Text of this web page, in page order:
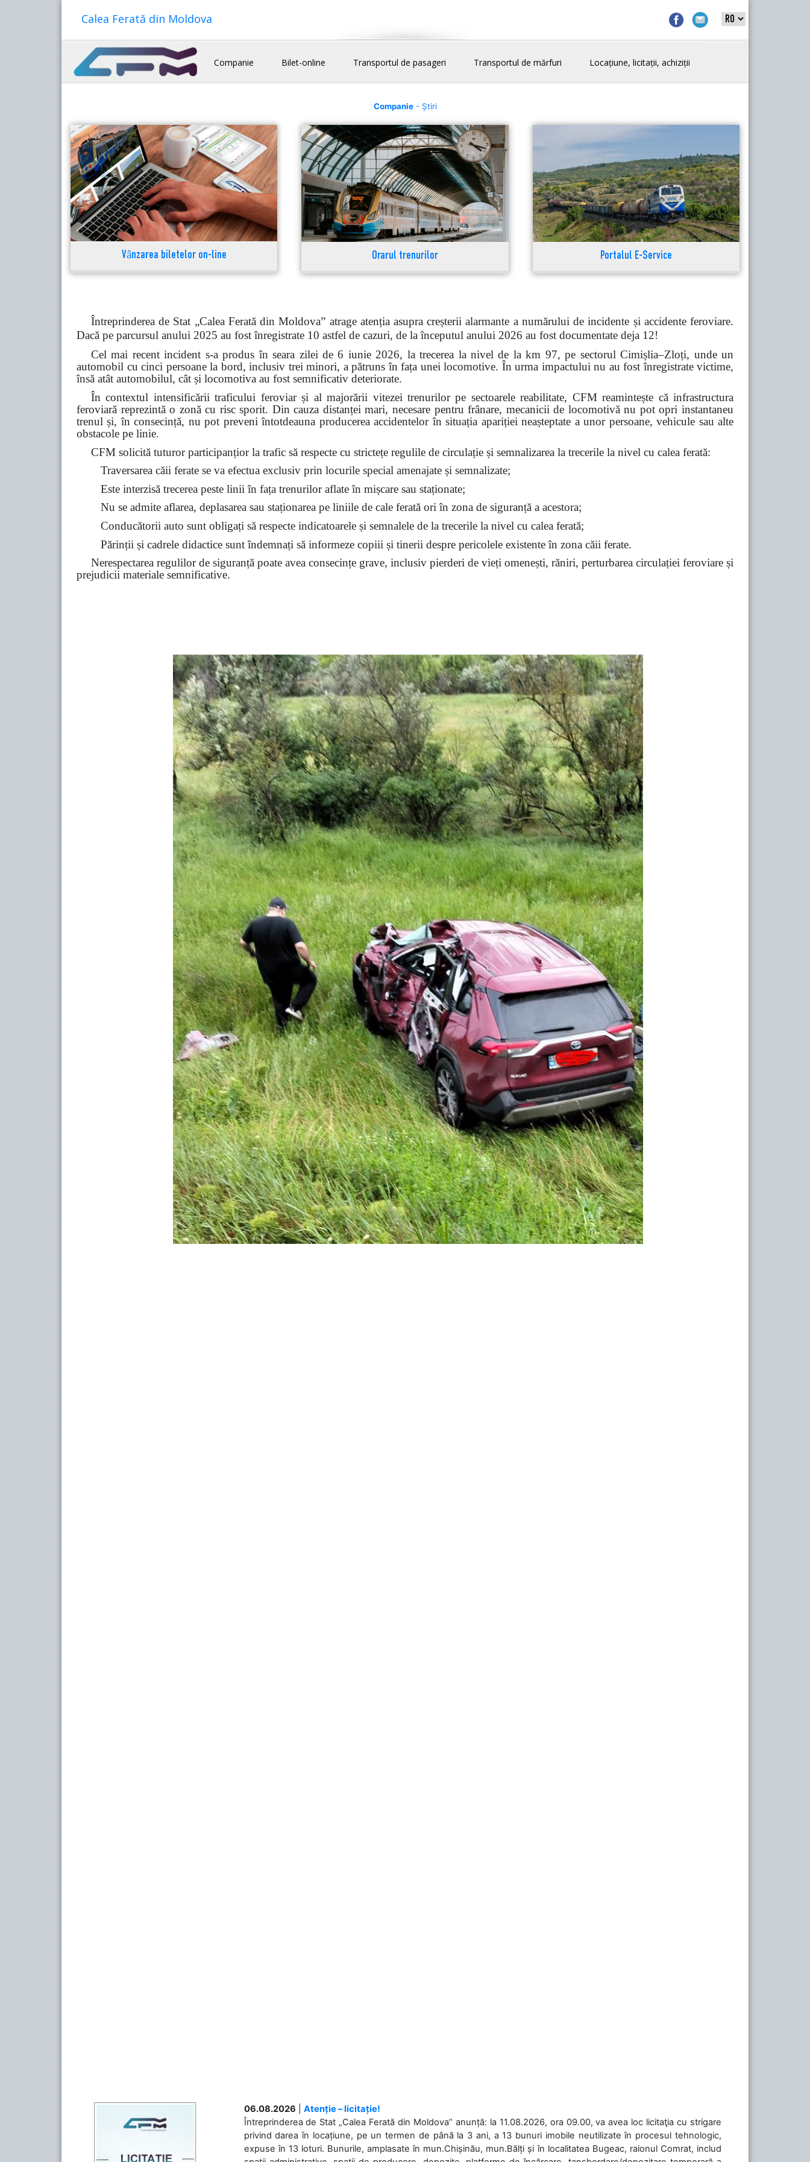
Calea Ferată din Moldova
Companie Bilet-online Transportul de pasageri Transportul de mărfuri Locațiune, licitații, achiziții
Companie- Știri
Vânzarea biletelor on-line Orarul trenurilor Portalul E-Service
Întreprinderea de Stat „Calea Ferată din Moldova” atrage atenția asupra creșterii alarmante a numărului de incidente și accidente feroviare.
Dacă pe parcursul anului 2025 au fost înregistrate 10 astfel de cazuri, de la începutul anului 2026 au fost documentate deja 12!
Cel mai recent incident s-a produs în seara zilei de 6 iunie 2026, la trecerea la nivel de la km 97, pe sectorul Cimișlia–Zloți, unde un
automobil cu cinci persoane la bord, inclusiv trei minori, a pătruns în fața unei locomotive. În urma impactului nu au fost înregistrate victime,
însă atât automobilul, cât și locomotiva au fost semnificativ deteriorate.
În contextul intensificării traficului feroviar și al majorării vitezei trenurilor pe sectoarele reabilitate, CFM reamintește că infrastructura
feroviară reprezintă o zonă cu risc sporit. Din cauza distanței mari, necesare pentru frânare, mecanicii de locomotivă nu pot opri instantaneu
trenul și, în consecință, nu pot preveni întotdeauna producerea accidentelor în situația apariției neașteptate a unor persoane, vehicule sau alte
obstacole pe linie.
CFM solicită tuturor participanțior la trafic să respecte cu strictețe regulile de circulație și semnalizarea la trecerile la nivel cu calea ferată:
Traversarea căii ferate se va efectua exclusiv prin locurile special amenajate și semnalizate;
Este interzisă trecerea peste linii în fața trenurilor aflate în mișcare sau staționate;
Nu se admite aflarea, deplasarea sau staționarea pe liniile de cale ferată ori în zona de siguranță a acestora;
Conducătorii auto sunt obligați să respecte indicatoarele și semnalele de la trecerile la nivel cu calea ferată;
Părinții și cadrele didactice sunt îndemnați să informeze copiii și tinerii despre pericolele existente în zona căii ferate.
Nerespectarea regulilor de siguranță poate avea consecințe grave, inclusiv pierderi de vieți omenești, răniri, perturbarea circulației feroviare și
prejudicii materiale semnificative.
06.08.2026
Atenție – licitație!
Întreprinderea de Stat „Calea Ferată din Moldova” anunță: la 11.08.2026, ora 09.00, va avea loc licitaţia cu strigare
privind darea în locațiune, pe un termen de până la 3 ani, a 13 bunuri imobile neutilizate în procesul tehnologic,
expuse în 13 loturi. Bunurile, amplasate în mun.Chișinău, mun.Bălți și în localitatea Bugeac, raionul Comrat, includ